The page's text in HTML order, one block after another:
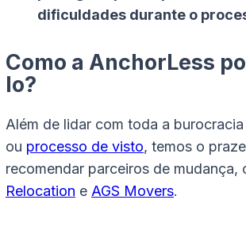
dificuldades durante o
Como a AnchorLess
lo?
Além de lidar com toda a
ou processo de visto, temos o
recomendar parceiros de mudança,
Relocation e AGS Movers.